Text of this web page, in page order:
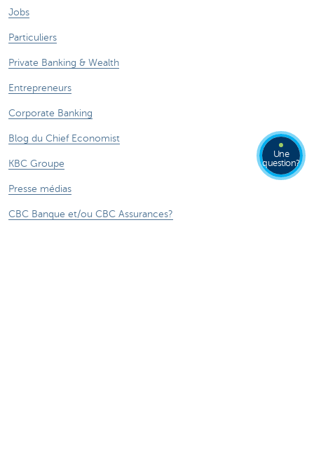
Jobs
Particuliers
Private Banking & Wealth
Entrepreneurs
Corporate Banking
Blog du Chief Economist
KBC Groupe
Presse médias
CBC Banque et/ou CBC Assurances?
Une
question?